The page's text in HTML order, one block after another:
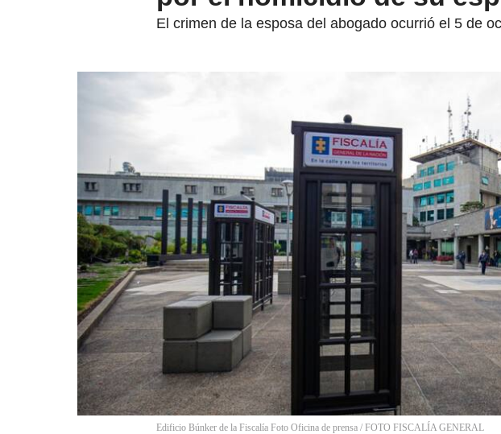
El crimen de la esposa del abogado ocurrió el 5 de
Edificio Búnker de la Fiscalía Foto Oficina de prensa / FOTO FISCALÍA GENERAL